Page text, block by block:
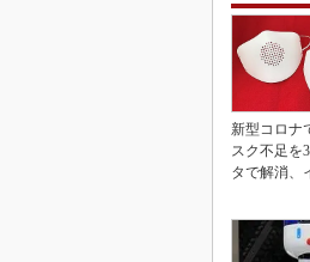
新型コロナ
スク不足を
タで解消、